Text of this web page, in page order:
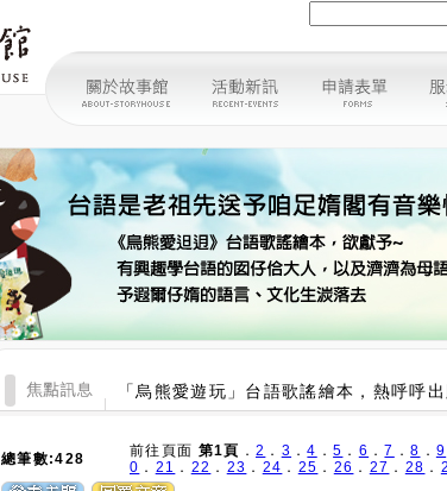
「烏熊愛遊玩」台語歌謠繪本，熱呼呼
總筆數:428 前往頁面 第1頁 ．2 ． 3 ．4 ．5 ． 6 ．7 ．8 ． 9
0 ． 21 ． 22 ． 23 ． 24 ． 25 ． 26 ． 27 ． 28 ．